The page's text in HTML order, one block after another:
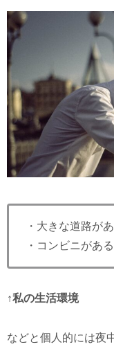
・大きな道路が
・コンビニがある
↑私の生活環境
などと個人的には夜